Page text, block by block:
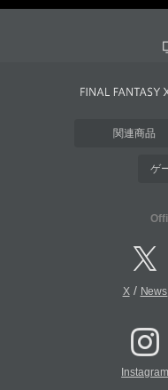
関連商品
ゲ
X/ News
Instagram